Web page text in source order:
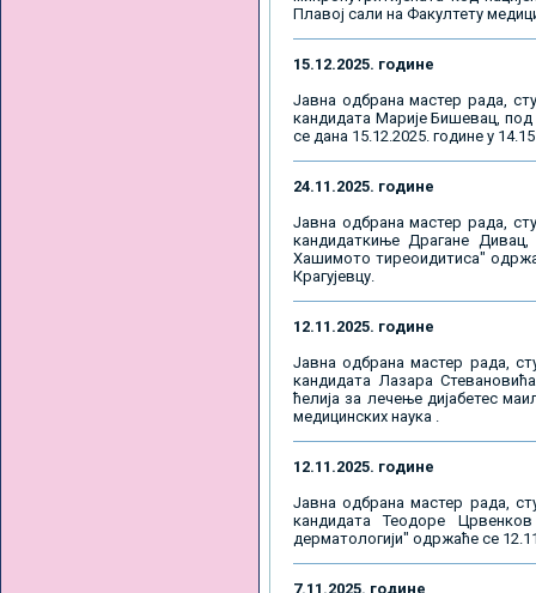
Плавој сали на Факултету
15.12.2025. године
Јавна одбрана мастер рада,
кандидата Марије Бишевац,
се дана 15.12.2025. године у
24.11.2025. године
Јавна одбрана мастер рада,
кандидаткиње Драгане
Хашимото тиреоидитиса"
Крагујевцу.
12.11.2025. године
Јавна одбрана мастер рада,
кандидата Лазара
ћелија за лечење дијабетес
медицинских наука .
12.11.2025. године
Јавна одбрана мастер рада,
кандидата Теодоре
дерматологији" одржаће се
7.11.2025. године